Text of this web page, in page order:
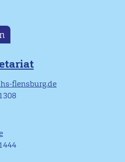
flensburg.de